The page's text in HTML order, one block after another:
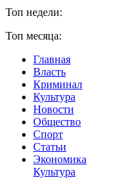
Топ недели:
Топ месяца:
Главная
Власть
Криминал
Культура
Новости
Общество
Спорт
Статьи
Экономика
Культура